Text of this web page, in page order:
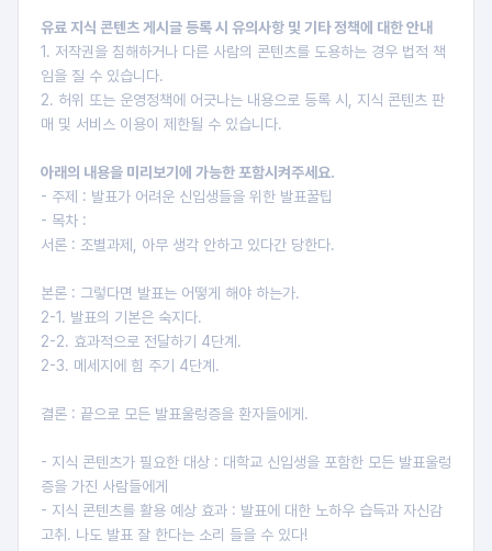
유료 지식 콘텐츠 게시글 등록 시 유의사항 및 기타 정책에 대한 안내
1. 저작권을 침해하거나 다른 사람의 콘텐츠를 도용하는 경우 법적 책
임을 질 수 있습니다.
2. 허위 또는 운영정책에 어긋나는 내용으로 등록 시, 지식 콘텐츠 판
매 및 서비스 이용이 제한될 수 있습니다.
아래의 내용을 미리보기에 가능한 포함시켜주세요.
- 주제 : 발표가 어려운 신입생들을 위한 발표꿀팁
- 목차 :
서론 : 조별과제, 아무 생각 안하고 있다간 당한다.
본론 : 그렇다면 발표는 어떻게 해야 하는가.
2-1. 발표의 기본은 숙지다.
2-2. 효과적으로 전달하기 4단계.
2-3. 메세지에 힘 주기 4단계.
결론 : 끝으로 모든 발표울렁증을 환자들에게.
- 지식 콘텐츠가 필요한 대상 : 대학교 신입생을 포함한 모든 발표울렁
증을 가진 사람들에게
- 지식 콘텐츠를 활용 예상 효과 : 발표에 대한 노하우 습득과 자신감
고취. 나도 발표 잘 한다는 소리 들을 수 있다!